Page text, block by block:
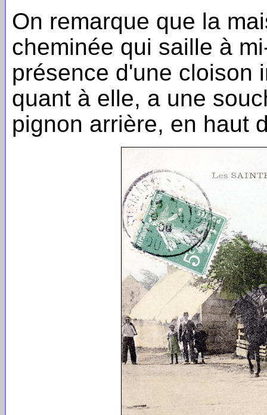
On remarque que la
cheminée qui saille à
présence d'une cloison
quant à elle, a une
pignon arrière, en haut